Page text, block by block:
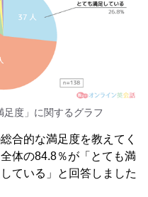
足度」に関するグラフ
合的な満足度を教えてく
体の84.8％が「とても満
ている」と回答しました